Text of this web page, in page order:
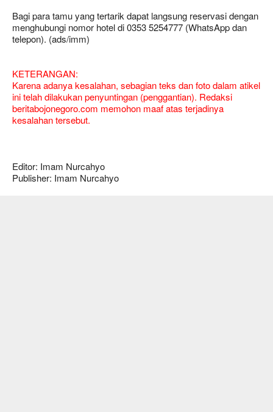
Bagi para tamu yang tertarik dapat langsung reservasi dengan
menghubungi nomor hotel di 0353 5254777 (WhatsApp dan
telepon). (ads/imm)
KETERANGAN:
Karena adanya kesalahan, sebagian teks dan foto dalam atikel
ini telah dilakukan penyuntingan (penggantian). Redaksi
beritabojonegoro.com memohon maaf atas terjadinya
kesalahan tersebut.
Editor: Imam Nurcahyo
Publisher: Imam Nurcahyo